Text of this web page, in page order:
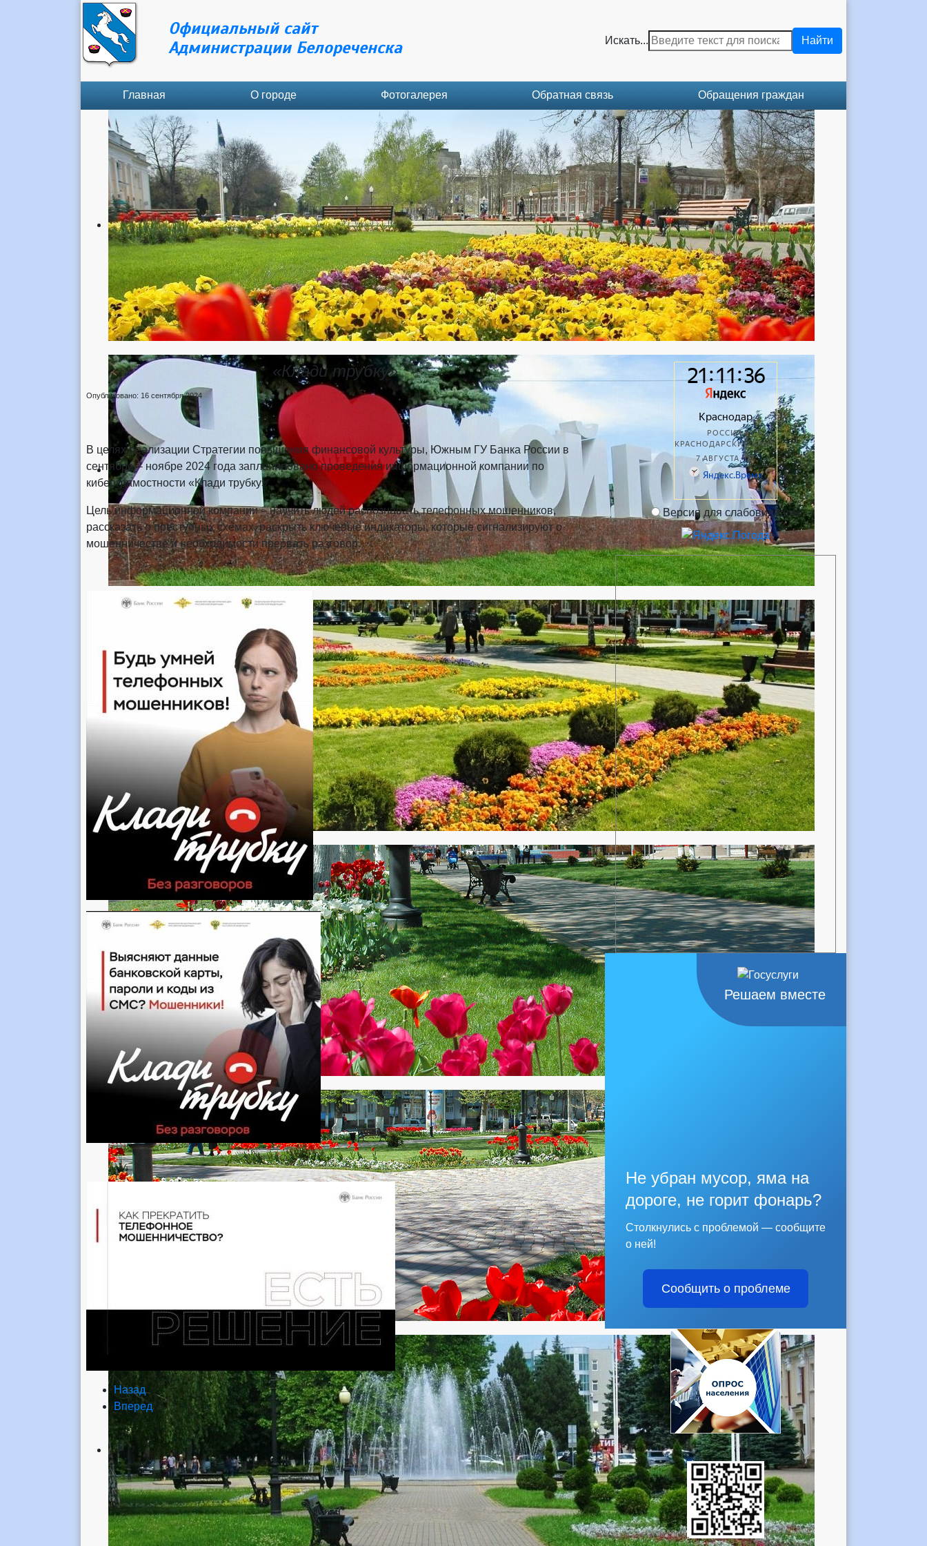
Официальный сайт
Администрации Белореченска
Искать... Найти
Главная О городе Фотогалерея Обратная связь Обращения граждан
«Клади трубку»
Опубликовано: 16 сентября 2024
В целях реализации Стратегии повышения финансовой культуры, Южным ГУ Банка России в
сентябре – ноябре 2024 года запланировано проведения информационной компании по
киберграмостности «Клади трубку».
Цель информационной компании – научить людей распознавать телефонных мошенников,
рассказать о преступных схемах, раскрыть ключевые индикаторы, которые сигнализируют о
мошенничестве и необходимости прервать разговор.
Назад
Вперед
Версия для слабовидящих
Решаем вместе
Не убран мусор, яма на
дороге, не горит фонарь?
Столкнулись с проблемой — сообщите
о ней!
Сообщить о проблеме